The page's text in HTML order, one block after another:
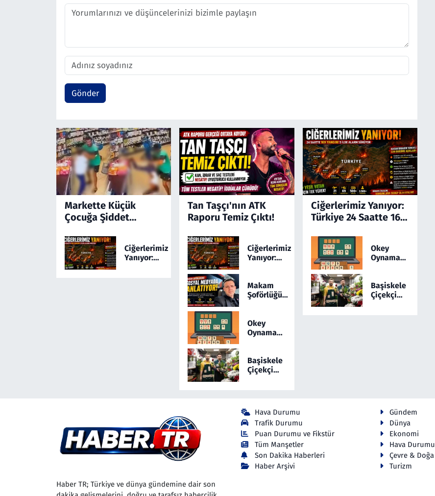
Gönder
Markette Küçük
Çocuğa Şiddet
Ayağa Kaldıran
Olayda Şüpheli
Gözaltında
Ciğerlerimiz
Yanıyor:
Tan Taşçı'nın ATK
Raporu Temiz Çıktı!
Ciğerlerimiz
Yanıyor:
Yangınla
Mücadele
Sürüyor
Makam
Şoförlüğünü
Anlatan Ali
Osman
Çekiyor
Okey
Oynamayı
Yepyeni
Bir Online
Başiskele
Çiçekçi
Ciğerlerimiz Yanıyor:
Türkiye 24 Saatte 169
Etti! 5 İlde Alarm
Sürüyor
Okey
Oynamayı
Yepyeni
Bir Online
Başiskele
Çiçekçi
Haber TR; Türkiye ve dünya gündemine dair son
Hava Durumu
Trafik Durumu
Puan Durumu ve Fikstür
Tüm Manşetler
Son Dakika Haberleri
Haber Arşivi
Gündem
Dünya
Ekonomi
Hava Durumu
Çevre & Doğa
Turizm